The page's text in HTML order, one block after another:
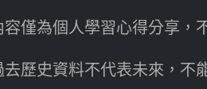
僅為個人學習心得分享，
去歷史資料不代表未來，不